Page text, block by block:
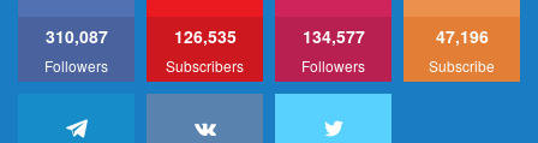
310,087
Followers
126,535
Subscribers
134,577
Followers
47,196
Subscribe